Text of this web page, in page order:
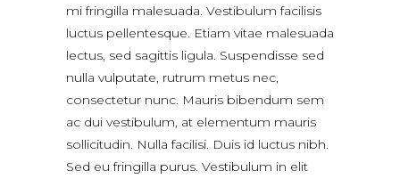
mi fringilla malesuada. Vestibulum facilisis
luctus pellentesque. Etiam vitae malesuada
lectus, sed sagittis ligula. Suspendisse sed
nulla vulputate, rutrum metus nec,
consectetur nunc. Mauris bibendum sem
ac dui vestibulum, at elementum mauris
sollicitudin. Nulla facilisi. Duis id luctus nibh.
Sed eu fringilla purus. Vestibulum in elit